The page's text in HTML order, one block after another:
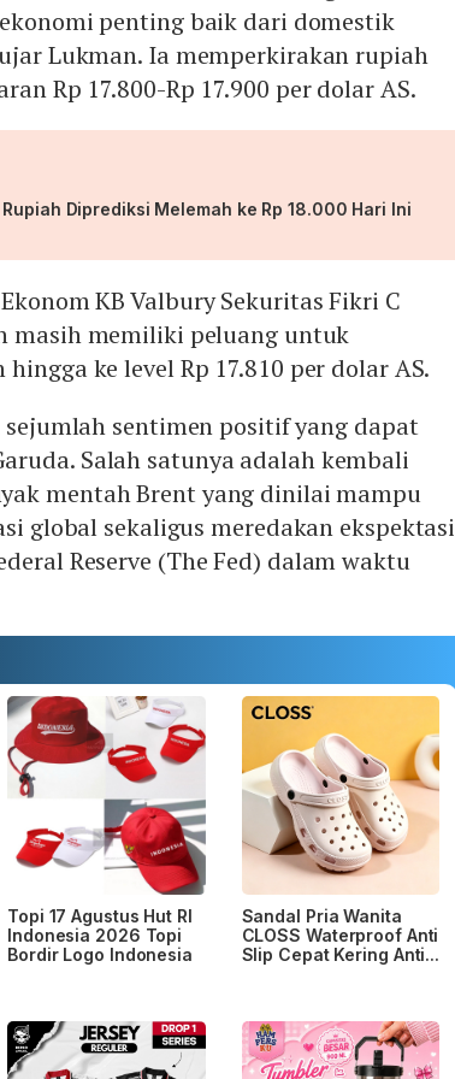
penting baik dari domestik
Lukman. Ia memperkirakan rupiah
Rp 17.800-Rp 17.900 per dolar AS.
Diprediksi Melemah ke Rp 18.000 Hari Ini
KB Valbury Sekuritas Fikri C
masih memiliki peluang untuk
ke level Rp 17.810 per dolar AS.
sentimen positif yang dapat
Salah satunya adalah kembali
mentah Brent yang dinilai mampu
global sekaligus meredakan ekspektasi
Reserve (The Fed) dalam waktu
Topi 17 Agustus Hut RI
Indonesia 2026 Topi
Bordir Logo Indonesia
Sandal Pria Wanita
CLOSS Waterproof Anti
Slip Cepat Kering Anti...